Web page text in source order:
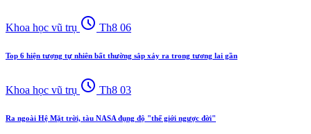
Khoa học vũ trụ schedule Th8 06
Top 6 hiện tượng tự nhiên bất thường sắp xảy ra trong tương lai gần
Khoa học vũ trụ schedule Th8 03
Ra ngoài Hệ Mặt trời, tàu NASA đụng độ "thế giới ngược đời"